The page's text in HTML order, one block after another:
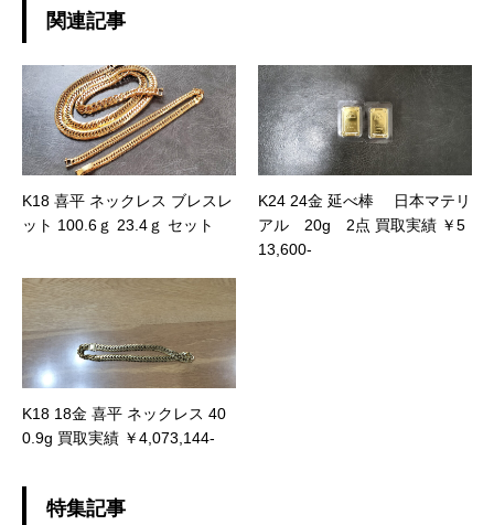
関連記事
K18 喜平 ネックレス ブレスレ
ット 100.6ｇ 23.4ｇ セット
K24 24金 延べ棒 日本マテリ
アル 20g 2点 買取実績 ￥5
13,600-
K18 18金 喜平 ネックレス 40
0.9g 買取実績 ￥4,073,144-
特集記事